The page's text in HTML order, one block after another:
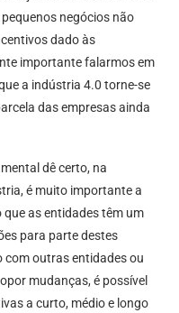
negócios não
dado às
importante falarmos em
a indústria 4.0 torne-se
das empresas ainda
dê certo, na
é muito importante a
as entidades têm um
para parte destes
com outras entidades ou
mudanças, é possível
a curto, médio e longo